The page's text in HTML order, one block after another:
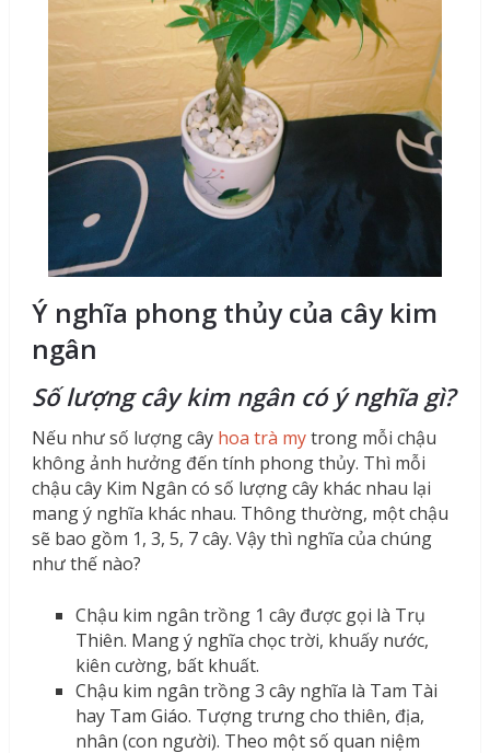
Ý nghĩa phong thủy của cây kim
ngân
Số lượng cây kim ngân có ý nghĩa gì?
Nếu như số lượng cây hoa trà mytrong mỗi chậu
không ảnh hưởng đến tính phong thủy. Thì mỗi
chậu cây Kim Ngân có số lượng cây khác nhau lại
mang ý nghĩa khác nhau. Thông thường, một chậu
sẽ bao gồm 1, 3, 5, 7 cây. Vậy thì nghĩa của chúng
như thế nào?
Chậu kim ngân trồng 1 cây được gọi là Trụ
Thiên. Mang ý nghĩa chọc trời, khuấy nước,
kiên cường, bất khuất.
Chậu kim ngân trồng 3 cây nghĩa là Tam Tài
hay Tam Giáo. Tượng trưng cho thiên, địa,
nhân (con người). Theo một số quan niệm